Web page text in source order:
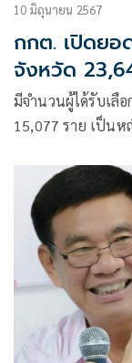
10 มิถุนายน 2567
กกต. เปิดยอ
จังหวัด
มีจำนวนผู้ได้รับเลื
15,077 ราย เป็นห